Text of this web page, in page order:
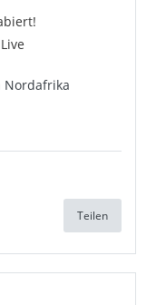
Nordafrika
Teilen